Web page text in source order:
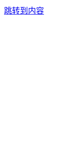
跳转到内容